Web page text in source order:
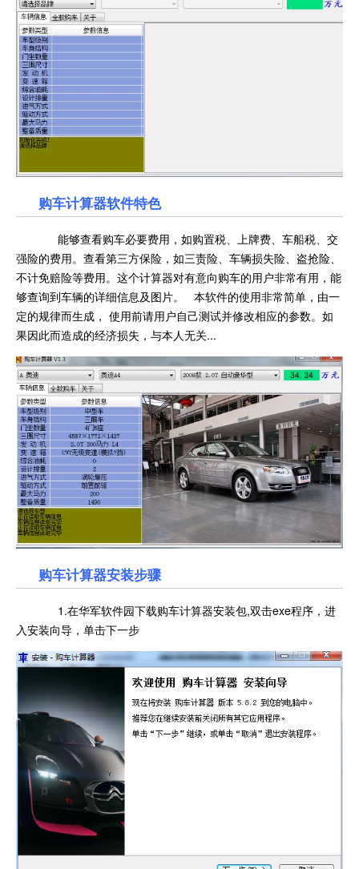
购车计算器软件特色
能够查看购车必要费用，如购置税、上牌费、车船税、交
强险的费用。查看第三方保险，如三责险、车辆损失险、盗抢险、
不计免赔险等费用。这个计算器对有意向购车的用户非常有用，能
够查询到车辆的详细信息及图片。 本软件的使用非常简单，由一
定的规律而生成， 使用前请用户自己测试并修改相应的参数。如
果因此而造成的经济损失，与本人无关...
购车计算器安装步骤
1.在华军软件园下载购车计算器安装包,双击exe程序，进
入安装向导，单击下一步